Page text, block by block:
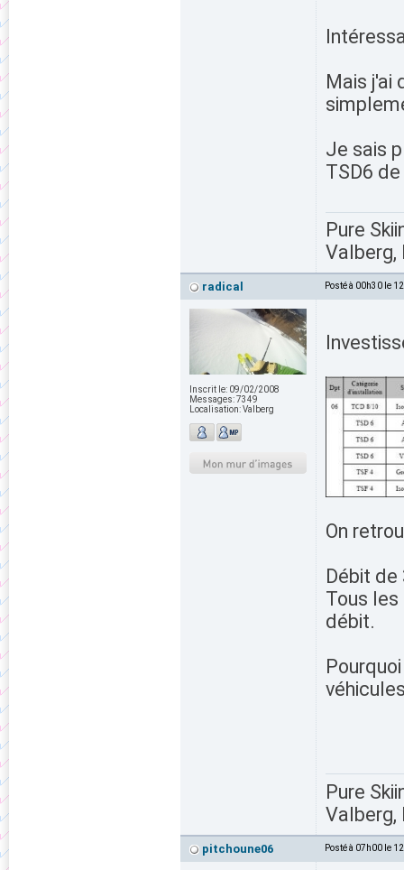
Mais j'ai
Je sais
TSD6
Pure
Valberg,
radical Posté à 00h30 le
Inscrit le: 09/02/2008
Messages:7349
Localisation:Valberg
On
Débit
Tous
débit.
Pure
Valberg,
pitchoune06 Posté à 07h00 le